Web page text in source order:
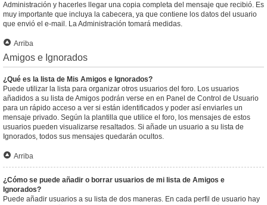
Administración y hacerles llegar una copia completa del mensaje que recibió. Es
muy importante que incluya la cabecera, ya que contiene los datos del usuario
que envió el e-mail. La Administración tomará medidas.
Arriba
Amigos e Ignorados
¿Qué es la lista de Mis Amigos e Ignorados?
Puede utilizar la lista para organizar otros usuarios del foro. Los usuarios
añadidos a su lista de Amigos podrán verse en en Panel de Control de Usuario
para un rápido acceso a ver si están identificados y poder así enviarles un
mensaje privado. Según la plantilla que utilice el foro, los mensajes de estos
usuarios pueden visualizarse resaltados. Si añade un usuario a su lista de
Ignorados, todos sus mensajes quedarán ocultos.
Arriba
¿Cómo se puede añadir o borrar usuarios de mi lista de Amigos e
Ignorados?
Puede añadir usuarios a su lista de dos maneras. En cada perfil de usuario hay